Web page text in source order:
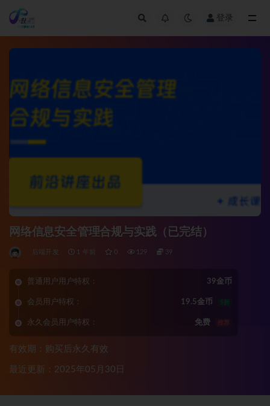
登录
网络信息安全管理合规与实践（已完结）
后端开发 1 年前 0 129 39
普通用户用户特权： 39金币
会员用户特权： 19.5金币 5折
永久会员用户特权： 免费 推荐
有效期：购买后永久有效
最近更新：2025年05月30日